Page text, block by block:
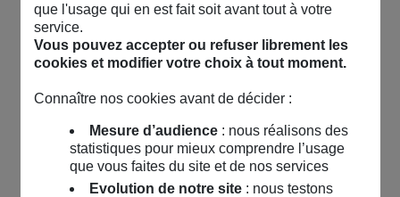
Accueil
L'actu de la Commu
En ce moment
Les avantages MAIF
Jeux concours
Culture Environnement
Aimé par 4 membres
4
que l'usage qui en est fait soit avant tout à votre
service.
Vous pouvez accepter ou refuser librement les
cookies et modifier votre choix à tout moment.
Connaître nos cookies avant de décider :
Mesure d’audience: nous réalisons des
statistiques pour mieux comprendre l’usage
que vous faites du site et de nos services
Evolution de notre site: nous testons